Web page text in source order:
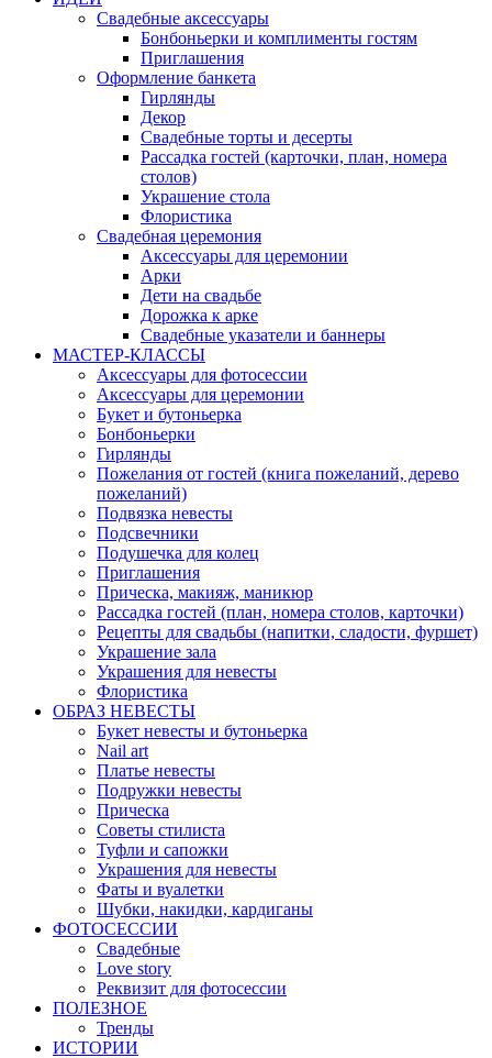
Свадебные аксессуары
Бонбоньерки и комплименты гостям
Приглашения
Оформление банкета
Гирлянды
Декор
Свадебные торты и десерты
Рассадка гостей (карточки, план, номера
столов)
Украшение стола
Флористика
Свадебная церемония
Аксессуары для церемонии
Арки
Дети на свадьбе
Дорожка к арке
Свадебные указатели и баннеры
МАСТЕР-КЛАССЫ
Аксессуары для фотосессии
Аксессуары для церемонии
Букет и бутоньерка
Бонбоньерки
Гирлянды
Пожелания от гостей (книга пожеланий, дерево
пожеланий)
Подвязка невесты
Подсвечники
Подушечка для колец
Приглашения
Прическа, макияж, маникюр
Рассадка гостей (план, номера столов, карточки)
Рецепты для свадьбы (напитки, сладости, фуршет)
Украшение зала
Украшения для невесты
Флористика
ОБРАЗ НЕВЕСТЫ
Букет невесты и бутоньерка
Nail art
Платье невесты
Подружки невесты
Прическа
Советы стилиста
Туфли и сапожки
Украшения для невесты
Фаты и вуалетки
Шубки, накидки, кардиганы
ФОТОСЕССИИ
Свадебные
Love story
Реквизит для фотосессии
ПОЛЕЗНОЕ
Тренды
ИСТОРИИ